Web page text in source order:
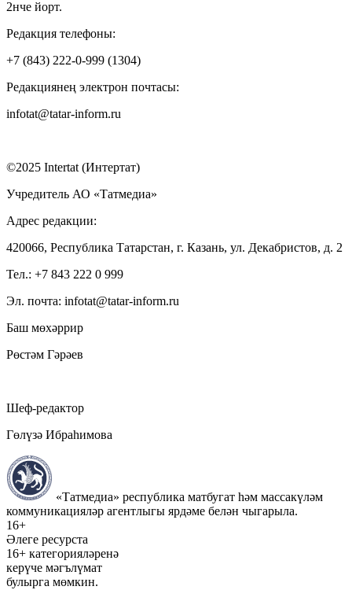
2нче йорт.
Редакция телефоны:
+7 (843) 222-0-999 (1304)
Редакциянең электрон почтасы:
infotat@tatar-inform.ru
©2025 Intertat (Интертат)
Учредитель АО «Татмедиа»
Адрес редакции:
420066, Республика Татарстан, г. Казань, ул. Декабристов, д. 2
Тел.: +7 843 222 0 999
Эл. почта: infotat@tatar-inform.ru
Баш мөхәррир
Рөстәм Гәрәев
Шеф-редактор
Гөлүзә Ибраһимова
«Татмедиа» республика матбугат һәм массакүләм
коммуникацияләр агентлыгы ярдәме белән чыгарыла.
16+
Әлеге ресурста
16+ категорияләренә
керүче мәгълүмат
булырга мөмкин.